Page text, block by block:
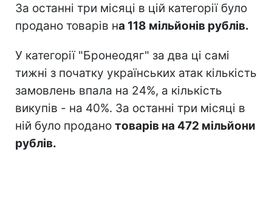
За останні три місяці в цій категорії було
продано товарів на 118 мільйонів рублів.
У категорії "Бронеодяг" за два ці самі
тижні з початку українських атак кількість
замовлень впала на 24%, а кількість
викупів - на 40%. За останні три місяці в
ній було продано товарів на 472 мільйони
рублів.